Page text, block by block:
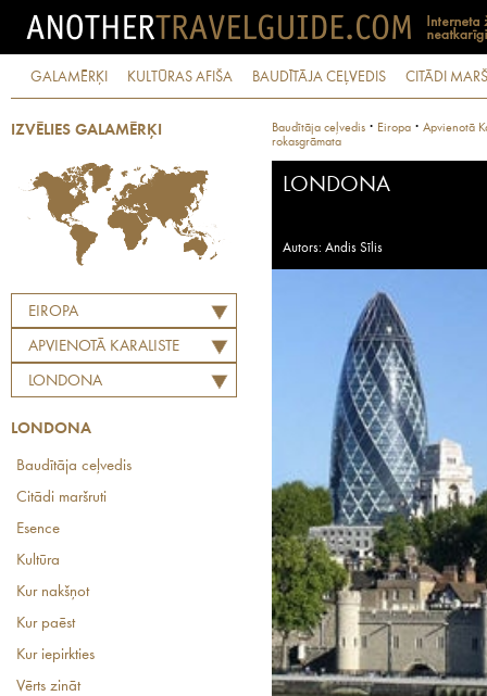
GALAMĒRĶI KULTŪRAS AFIŠA BAUDĪTĀJA CEĻVEDIS CITĀDI
IZVĒLIES GALAMĒRĶI
EIROPA
APVIENOTĀ KARALISTE
LONDONA
LONDONA
Baudītāja ceļvedis
Citādi maršruti
Esence
Kultūra
Kur nakšņot
Kur paēst
Kur iepirkties
Vērts zināt
Baudītāja ceļvedis · Eiropa · Apvienotā
rokasgrāmata
LONDONA
Autors: Andis Sīlis